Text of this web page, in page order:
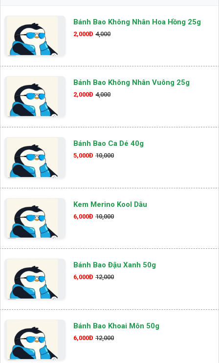
Bánh Bao Không Nhân Hoa Hồng 25g
2,000Đ 4,000
Bánh Bao Không Nhân Vuông 25g
2,000Đ 4,000
Bánh Bao Ca Dé 40g
5,000Đ 10,000
Kem Merino Kool Dâu
6,000Đ 10,000
Bánh Bao Đậu Xanh 50g
6,000Đ 12,000
Bánh Bao Khoai Môn 50g
6,000Đ 12,000